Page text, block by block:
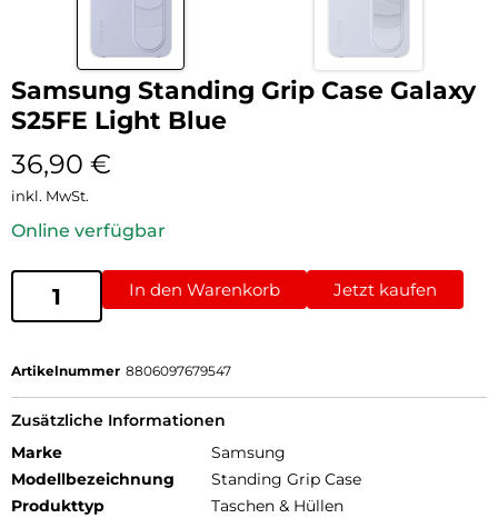
Samsung Standing Grip Case Galaxy
S25FE Light Blue
36,90 €
inkl. MwSt.
Online verfügbar
In den Warenkorb Jetzt kaufen
Artikelnummer 8806097679547
Zusätzliche Informationen
Marke
Samsung
Modellbezeichnung
Standing Grip Case
Produkttyp
Taschen & Hüllen